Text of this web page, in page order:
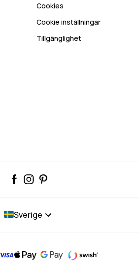
Cookies
Cookie inställningar
Tillgänglighet
Sverige